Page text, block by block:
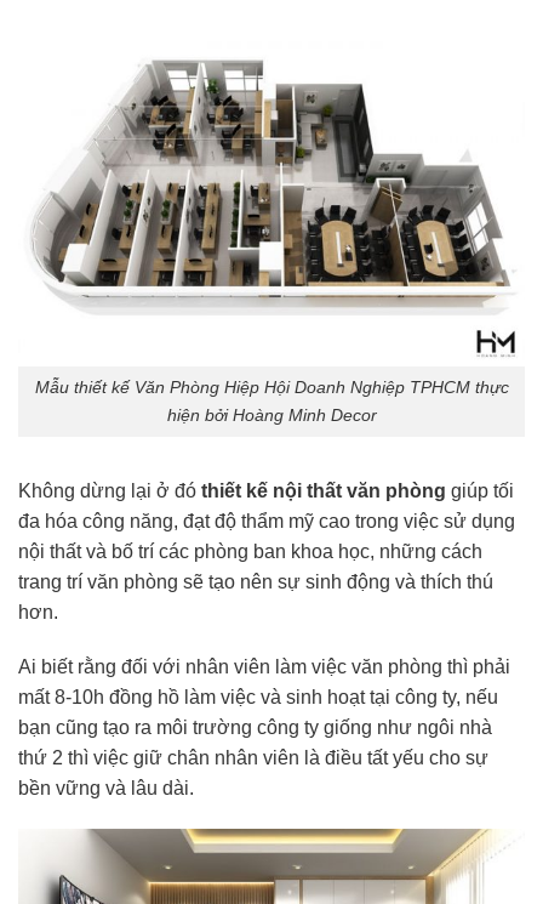
Mẫu thiết kế Văn Phòng Hiệp Hội Doanh Nghiệp TPHCM thực
hiện bởi Hoàng Minh Decor
Không dừng lại ở đó thiết kế nội thất văn phòng giúp tối
đa hóa công năng, đạt độ thẩm mỹ cao trong việc sử dụng
nội thất và bố trí các phòng ban khoa học, những cách
trang trí văn phòng sẽ tạo nên sự sinh động và thích thú
hơn.
Ai biết rằng đối với nhân viên làm việc văn phòng thì phải
mất 8-10h đồng hồ làm việc và sinh hoạt tại công ty, nếu
bạn cũng tạo ra môi trường công ty giống như ngôi nhà
thứ 2 thì việc giữ chân nhân viên là điều tất yếu cho sự
bền vững và lâu dài.